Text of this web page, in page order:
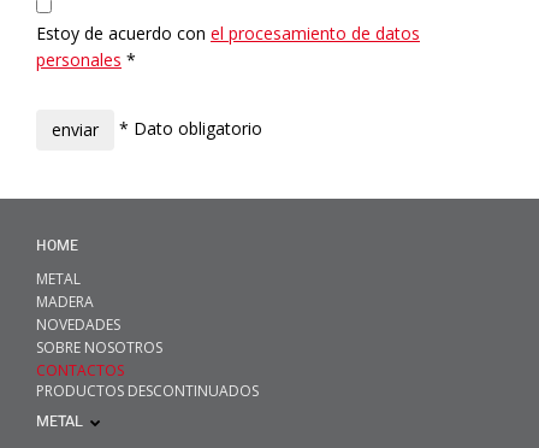
Estoy de acuerdo con el procesamiento de datos
personales *
* Dato obligatorio
HOME
METAL
MADERA
NOVEDADES
SOBRE NOSOTROS
CONTACTOS
PRODUCTOS DESCONTINUADOS
METAL